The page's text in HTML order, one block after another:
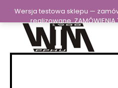
Wersja testowa sklepu —
realizowane. ZAMÓWIENIA